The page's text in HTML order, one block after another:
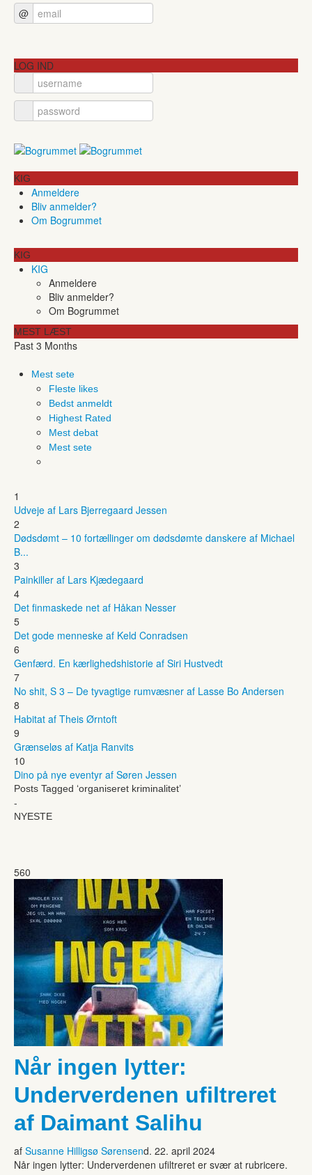
@
LOG IND
KIG
Anmeldere
Bliv anmelder?
Om Bogrummet
KIG
KIG
Anmeldere
Bliv anmelder?
Om Bogrummet
MEST LÆST
Past 3 Months
Mest sete
Fleste likes
Bedst anmeldt
Highest Rated
Mest debat
Mest sete
1
Udveje af Lars Bjerregaard Jessen
2
Dødsdømt – 10 fortællinger om dødsdømte danskere af Michael
B...
3
Painkiller af Lars Kjædegaard
4
Det finmaskede net af Håkan Nesser
5
Det gode menneske af Keld Conradsen
6
Genfærd. En kærlighedshistorie af Siri Hustvedt
7
No shit, S 3 – De tyvagtige rumvæsner af Lasse Bo Andersen
8
Habitat af Theis Ørntoft
9
Grænseløs af Katja Ranvits
10
Dino på nye eventyr af Søren Jessen
Posts Tagged ‘organiseret kriminalitet’
-
NYESTE
560
Når ingen lytter:
Underverdenen ufiltreret
af Daimant Salihu
af Susanne Hilligsø Sørensend. 22. april 2024
Når ingen lytter: Underverdenen ufiltreret er svær at rubricere.